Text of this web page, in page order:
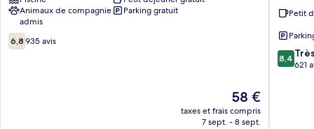
-
Pinehurst
West
Southern
Animaux de compagnie
admis
Parking gratuit
6.8
sur
6,8 935 avis
Le
nouveau
prix
58 €
taxes et frais compris
7 sept. - 8 sept.
-
West
Petit
8.4
sur
8,4
621